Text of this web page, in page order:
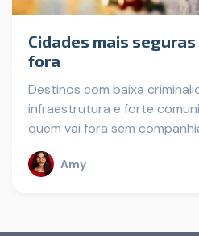
Cidades mais
fora
Destinos com baixa
infraestrutura e forte
quem vai fora sem
Amy